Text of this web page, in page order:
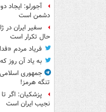
آجورلو:
دشمن است
سفیر ایران در
حال تکرار است
فریاد مردم
به یاد آن روز
جمهوری
تنگه هرمز!
پزشکیان: اگر
نجیب ایران است